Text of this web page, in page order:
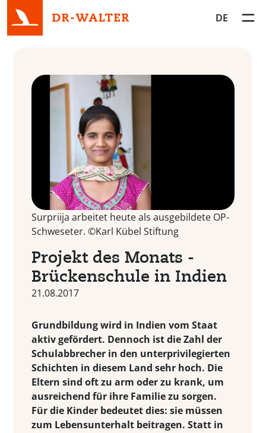
DE
Surpriija arbeitet heute als ausgebildete OP-
Schweseter. ©Karl Kübel Stiftung
Projekt des Monats -
Brückenschule in Indien
21.08.2017
Grundbildung wird in Indien vom Staat
aktiv gefördert. Dennoch ist die Zahl der
Schulabbrecher in den unterprivilegierten
Schichten in diesem Land sehr hoch. Die
Eltern sind oft zu arm oder zu krank, um
ausreichend für ihre Familie zu sorgen.
Für die Kinder bedeutet dies: sie müssen
zum Lebensunterhalt beitragen. Statt in